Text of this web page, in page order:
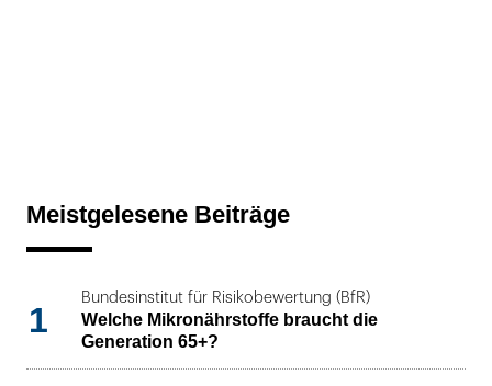
Meistgelesene Beiträge
1
Bundesinstitut für Risikobewertung (BfR)
Welche Mikronährstoffe braucht die
Generation 65+?